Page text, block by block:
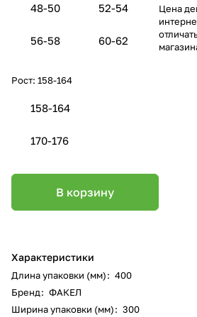
48-50 52-54
56-58 60-62
Рост: 158-164
158-164
170-176
В корзину
Характеристики
Длина упаковки (мм): 400
Бренд: ФАКЕЛ
Ширина упаковки (мм): 300
Цена